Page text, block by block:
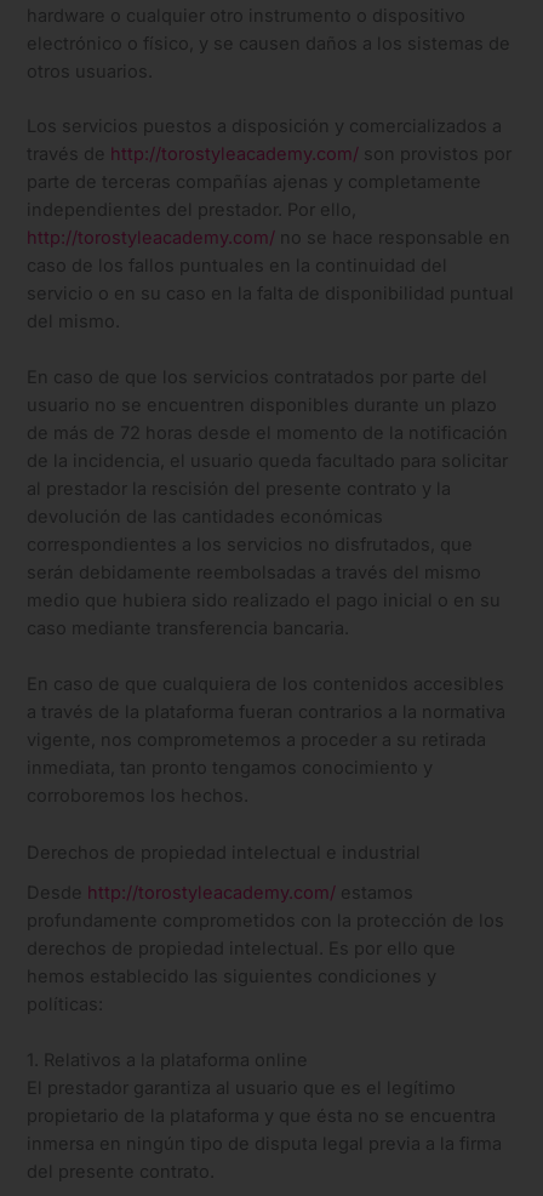
hardware o cualquier otro instrumento o dispositivo
electrónico o físico, y se causen daños a los sistemas de
otros usuarios.
Los servicios puestos a disposición y comercializados a
través de http://torostyleacademy.com/ son provistos por
parte de terceras compañías ajenas y completamente
independientes del prestador. Por ello,
http://torostyleacademy.com/ no se hace responsable en
caso de los fallos puntuales en la continuidad del
servicio o en su caso en la falta de disponibilidad puntual
del mismo.
En caso de que los servicios contratados por parte del
usuario no se encuentren disponibles durante un plazo
de más de 72 horas desde el momento de la notificación
de la incidencia, el usuario queda facultado para solicitar
al prestador la rescisión del presente contrato y la
devolución de las cantidades económicas
correspondientes a los servicios no disfrutados, que
serán debidamente reembolsadas a través del mismo
medio que hubiera sido realizado el pago inicial o en su
caso mediante transferencia bancaria.
En caso de que cualquiera de los contenidos accesibles
a través de la plataforma fueran contrarios a la normativa
vigente, nos comprometemos a proceder a su retirada
inmediata, tan pronto tengamos conocimiento y
corroboremos los hechos.
Derechos de propiedad intelectual e industrial
Desde http://torostyleacademy.com/ estamos
profundamente comprometidos con la protección de los
derechos de propiedad intelectual. Es por ello que
hemos establecido las siguientes condiciones y
políticas:
1. Relativos a la plataforma online
El prestador garantiza al usuario que es el legítimo
propietario de la plataforma y que ésta no se encuentra
inmersa en ningún tipo de disputa legal previa a la firma
del presente contrato.